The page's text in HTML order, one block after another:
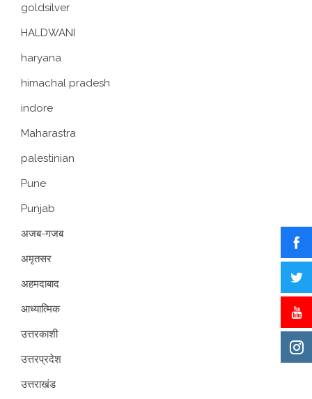
goldsilver
HALDWANI
haryana
himachal pradesh
indore
Maharastra
palestinian
Pune
Punjab
अजब-गजब
अमृतसर
अहमदाबाद
आध्यात्मिक
उत्तरकाशी
उत्तरप्रदेश
उत्तराखंड